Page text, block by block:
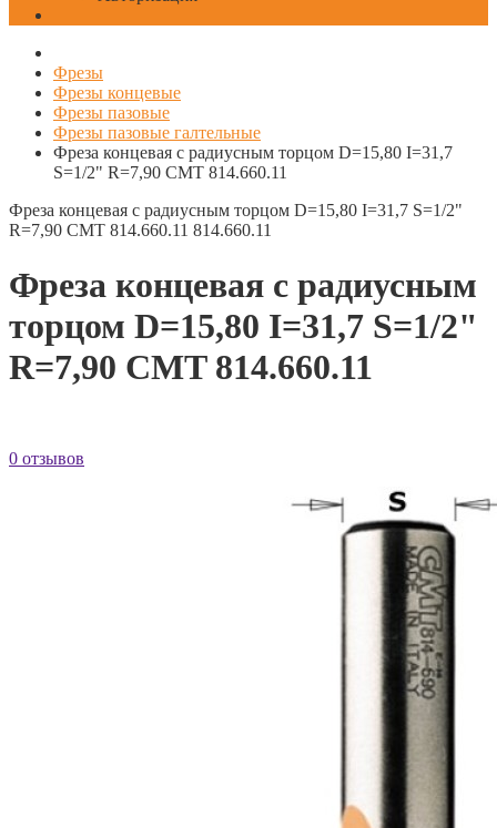
Фрезы
Фрезы концевые
Фрезы пазовые
Фрезы пазовые галтельные
Фреза концевая с радиусным торцом D=15,80 I=31,7
S=1/2" R=7,90 CMT 814.660.11
Фреза концевая с радиусным торцом D=15,80 I=31,7 S=1/2"
R=7,90 CMT 814.660.11 814.660.11
Фреза концевая с радиусным
торцом D=15,80 I=31,7 S=1/2"
R=7,90 CMT 814.660.11
0 отзывов